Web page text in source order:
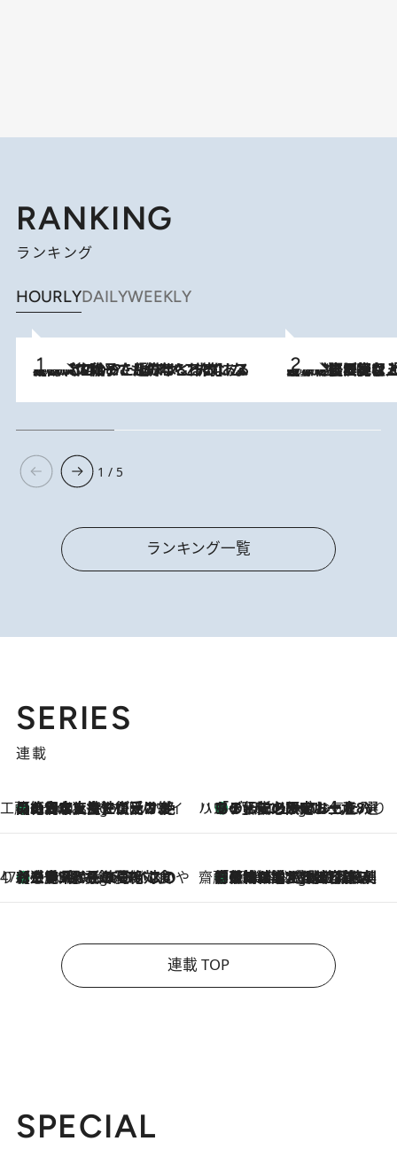
RANKING
ランキング
HOURLYDAILYWEEKLY
2026.8.5
【阿川佐和子さんの年とる力】なぜ70代で始めた趣味は“こんなに楽しい”のか？ ピアノ、俳句…スランプに陥っても続けられる“ある秘訣”とは 2026.8.5
【なぜ吉沢亮は「気配を消せる」のか？】興行収入208億の『国宝』を経て挑むミュージカル『ディア・エヴァン・ハンセン』。トップ俳優が舞台上でさらけ出した“孤独”とは
1 / 5
ランキング一覧
SERIES
連載
工藤まやのおもてなしハワイ
5 Hours Ago
【ハワイ土産】ローカルの絶大な支持で復活！ 絶品の幻クッキー《元ファンの日本人女性が受け継いだ名店》 ハワイ賢者 リサのお気に入りリスト5 Hours Ago
あの伝説の限定トートも！ リニューアルした「ディーン＆デルーカ ハワイ」で必須のお土産8選
47都道府県の手みやげ ひんやりスイーツで夏を満喫
5 Hours Ago
【三重県】この夏絶対食べたい 冷やしておいしいおやつ3選 お餅×アイスの新感覚スイーツ 齋藤 薫 美容脳ルネサンス
5 Hours Ago
「荷物が増えるほど旅ストレスは増す」美容ジャーナリストがたどり着いた最終結論。“化粧品を劇的に減らす”感動の凝縮美容とは
連載 TOP
SPECIAL